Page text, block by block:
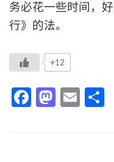
务必花一些时间，
行》的法。
+12
Facebook